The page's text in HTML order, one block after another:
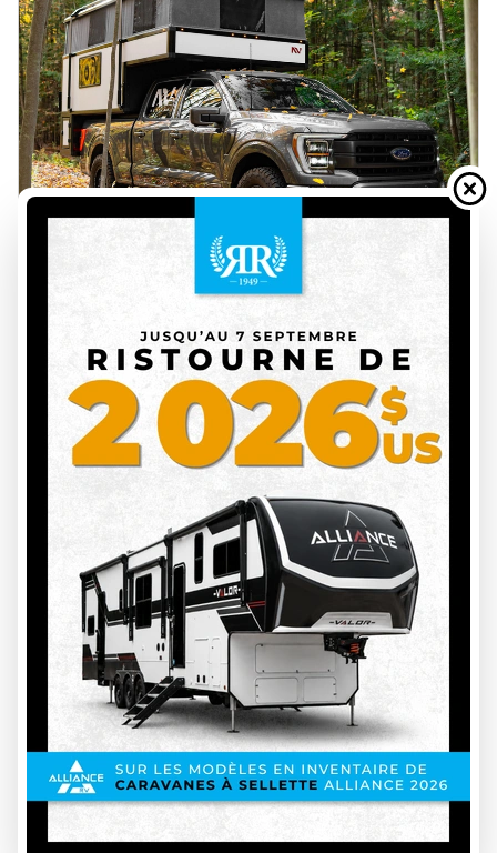
SUR COMMANDE
INS00115
1350 lbs 4 13.1 ft
Prix sur demande
VOIR LES DÉTAILS
Précédent 1 de 1 Suivant
Découvrez nos véhicules récréatifs à vendre à Saint-Jean-
sur-Richelieu